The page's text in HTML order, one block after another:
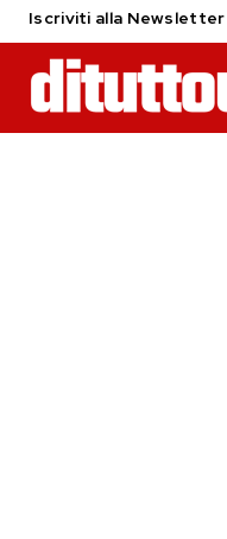
Iscriviti alla Newsletter